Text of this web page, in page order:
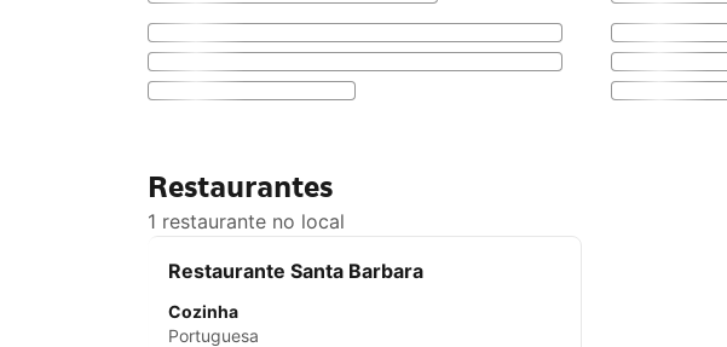
Restaurantes
1 restaurante no local
Restaurante Santa Barbara
Cozinha
Portuguesa